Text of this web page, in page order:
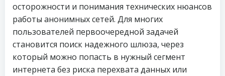
осторожности и понимания технических нюансов
работы анонимных сетей. Для многих
пользователей первоочередной задачей
становится поиск надежного шлюза, через
который можно попасть в нужный сегмент
интернета без риска перехвата данных или